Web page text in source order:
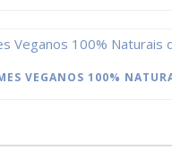
VEGANOS 100%